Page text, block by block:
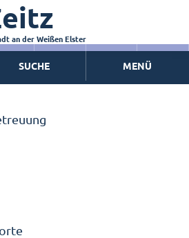
Christian Thieme
an der Weißen Elster
SUCHE MENÜ